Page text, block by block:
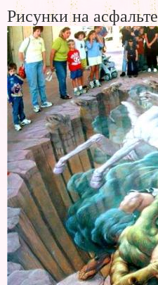
Рисунки на асфальте